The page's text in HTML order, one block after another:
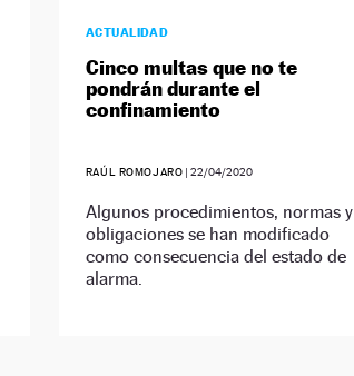
ACTUALIDAD
Cinco multas que no te
pondrán durante el
confinamiento
RAÚL ROMOJARO |22/04/2020
Algunos procedimientos, normas y
obligaciones se han modificado
como consecuencia del estado de
alarma.